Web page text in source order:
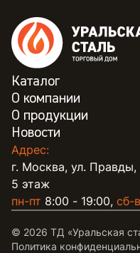
Каталог
О компании
О продукции
Новости
Адрес:
г. Москва, ул.
5 этаж
пн-пт 8:00 - 19:00, сб-
© 2026 ТД «Уральская
Политика